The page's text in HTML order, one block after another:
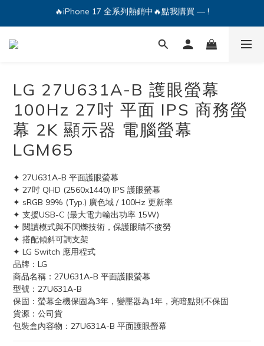
🔥iPhone 17 全系列熱銷中🔥點我購買 — !
💕加入Q哥 Line 新好友領優惠券！🎫
🔥iPhone 17 全系列熱銷中🔥點我購買 — !
LG 27U631A-B 護眼螢幕
100Hz 27吋 平面 IPS 商務螢
幕 2K 顯示器 電腦螢幕
LGM65
✦ 27U631A-B 平面護眼螢幕
✦ 27吋 QHD (2560x1440) IPS 護眼螢幕
✦ sRGB 99% (Typ.) 廣色域 / 100Hz 更新率
✦ 支援USB-C (最大電力輸出功率 15W)
✦ 閱讀模式與不閃爍技術，保護眼睛不疲勞
✦ 搭配傾斜可調支架
✦ LG Switch 應用程式
品牌：LG
商品名稱：27U631A-B 平面護眼螢幕
型號：27U631A-B
保固：螢幕全機保固為3年，變壓器為1年，亮暗點則不保固
貨源：公司貨
包裝盒內容物：27U631A-B 平面護眼螢幕